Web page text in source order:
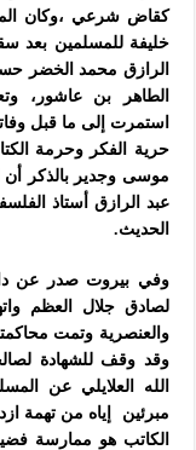
كقاض شرعي ،وكان
خليفة للمسلمين بعد
الرازق محمد الخضر
الطاهر بن عاشور،
استمرت إلى ما قبل
حرية الفكر وحرمة
موسى وجدير بالذكر
عبد الرازق أستاذ
الحديث.
لصادق جلال العظم
والعنصرية وتمت
وقد وقف للشهادة
الله العلايلي عن
مبرئين إياه من تهمة
الكاتب هو ممارسة